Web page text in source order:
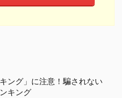
ング」に注意！騙されない
キング